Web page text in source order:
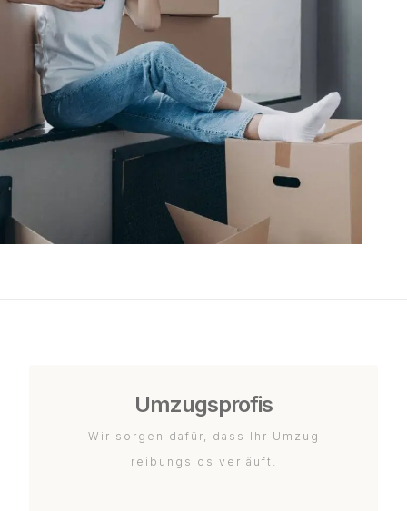
Umzugsprofis
Wir sorgen dafür, dass Ihr Umzug
reibungslos verläuft.